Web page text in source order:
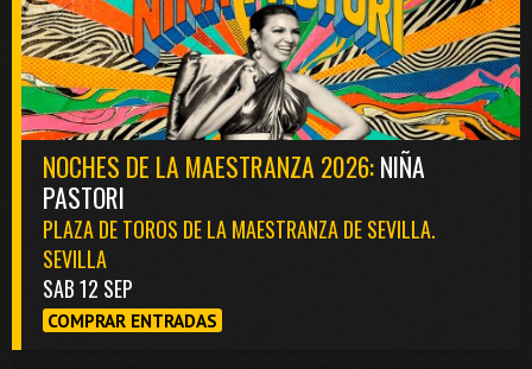
NOCHES DE LA MAESTRANZA 2026:NIÑA
PASTORI
PLAZA DE TOROS DE LA MAESTRANZA DE SEVILLA.
SEVILLA
SAB 12 SEP
COMPRAR ENTRADAS